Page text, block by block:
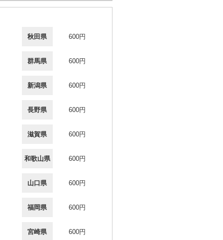
秋田県 600円
群馬県 600円
新潟県 600円
長野県 600円
滋賀県 600円
和歌山県 600円
山口県 600円
福岡県 600円
宮崎県 600円